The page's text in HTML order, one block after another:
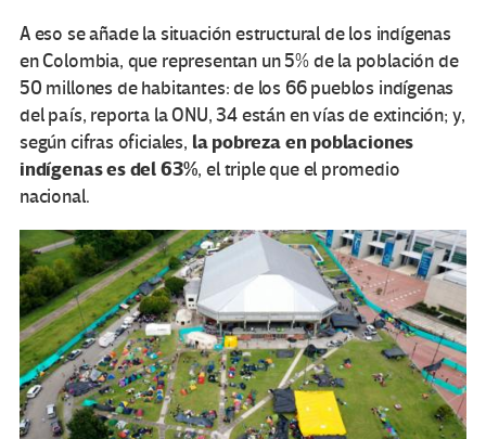
A eso se añade la situación estructural de los indígenas
en Colombia, que representan un 5% de la población de
50 millones de habitantes: de los 66 pueblos indígenas
del país, reporta la ONU, 34 están en vías de extinción; y,
según cifras oficiales, la pobreza en poblaciones
indígenas es del 63%, el triple que el promedio
nacional.